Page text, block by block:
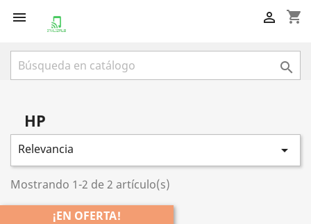
 shopping_cart


HP
Relevancia 
Mostrando 1-2 de 2 artículo(s)
¡EN OFERTA!